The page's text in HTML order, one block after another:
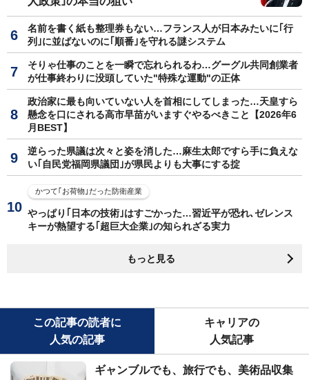
名前を書く紙も整理券もない…フランス人が日本みたいに｢行
列｣に並ばないのに｢順番｣を守れる謎システム
そりゃ仕事のことを一瞬で忘れられるわ…グーグル共同創業者
が仕事終わりに没頭していた"特殊な運動"の正体
政治家に最も向いていない人を首相にしてしまった…天皇すら
懸念を口にされる高市早苗がいますぐやるべきこと【2026年6
月BEST】
逆らった県議は次々と姿を消した…麻生太郎ですら手に負えな
い｢自民党福岡県議団｣が県民よりも大事にする掟
かつて｢お荷物｣だった防衛産業
やっぱり｢日本の技術｣はすごかった…習近平が恐れ､ゼレンス
キーが熱望する｢超巨大企業｣の知られざる実力
もっと見る
この記事の読者に
人気の記事
キャリアの
人気記事
ギャンブルでも、旅行でも、美術品収集